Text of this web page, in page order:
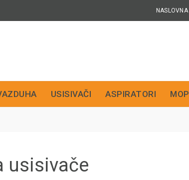
NASLOVNA
USISIVAČI ASPIRATORI
usisivače